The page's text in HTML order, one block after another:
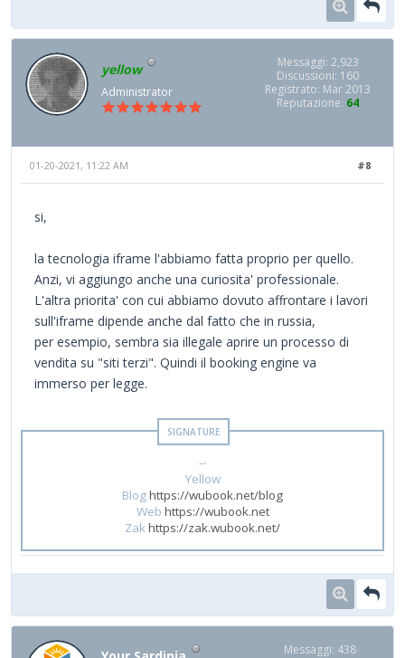
yellow
Administrator
Messaggi: 2,923
Discussioni: 160
Registrato: Mar 2013
Reputazione: 64
#8
01-20-2021, 11:22 AM
si,
la tecnologia iframe l'abbiamo fatta proprio per quello.
Anzi, vi aggiungo anche una curiosita' professionale.
L'altra priorita' con cui abbiamo dovuto affrontare i lavori
sull'iframe dipende anche dal fatto che in russia,
per esempio, sembra sia illegale aprire un processo di
vendita su "siti terzi". Quindi il booking engine va
immerso per legge.
--
Yellow
Bloghttps://wubook.net/blog
Web https://wubook.net
Zakhttps://zak.wubook.net/
Messaggi: 438